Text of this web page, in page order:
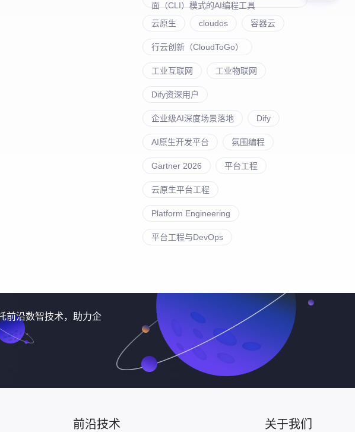
面（CLI）模式的AI编程工具
云原生
cloudos 容器云
行云创新（CloudToGo）
工业互联网 工业物联网
Dify资深用户
企业级AI深度场景落地 Dify
AI原生开发平台 氛围编程
Gartner 2026 平台工程
云原生平台工程
Platform Engineering
平台工程与DevOps
前沿数智技术，助力企
前沿技术 关于我们